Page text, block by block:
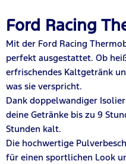
Ford Racing
Mit der Ford Racing
perfekt ausgestattet. Ob
erfrischendes Kaltgetränk
was sie verspricht.
Dank doppelwandiger
deine Getränke bis zu 9
Stunden kalt.
Die hochwertige
für einen sportlichen Look